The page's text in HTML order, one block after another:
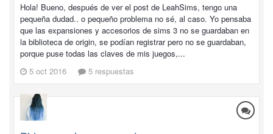
Hola! Bueno, después de ver el post de LeahSims, tengo una
pequeña dudad.. o pequeño problema no sé, al caso. Yo pensaba
que las expansiones y accesorios de sims 3 no se guardaban en
la biblioteca de origin, se podían registrar pero no se guardaban,
porque puse todas las claves de mis juegos,...
5 oct 2016
5 respuestas